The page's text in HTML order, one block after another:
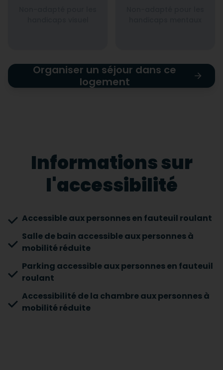
Organiser un séjour dans ce
logement
Informations sur
l'accessibilité
Accessible aux personnes en fauteuil roulant
Salle de bain accessible aux personnes à
mobilité réduite
Parking accessible aux personnes en fauteuil
roulant
Accessibilité de la chambre aux personnes à
mobilité réduite